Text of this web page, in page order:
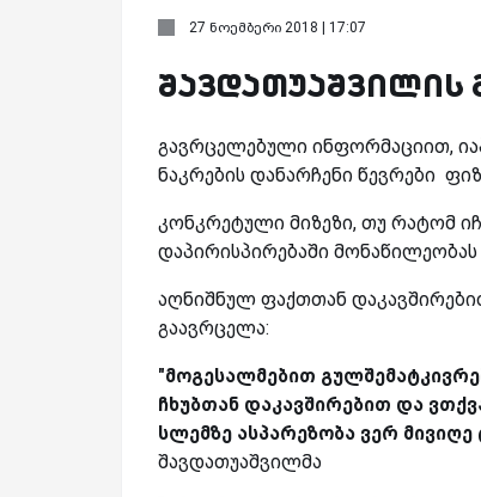
27 ნოემბერი 2018 | 17:07
შავდათუაშვილის
გავრცელებული ინფორმაციით,
ნაკრების დანარჩენი წევრები
კონკრეტული მიზეზი, თუ რატომ
დაპირისპირებაში
აღნიშნულ ფაქთთან
გაავრცელა:
"მოგესალმებით
ჩხუბთან დაკავშირებით და
სლემზე ასპარეზობა ვერ
შავდათუაშვილმა